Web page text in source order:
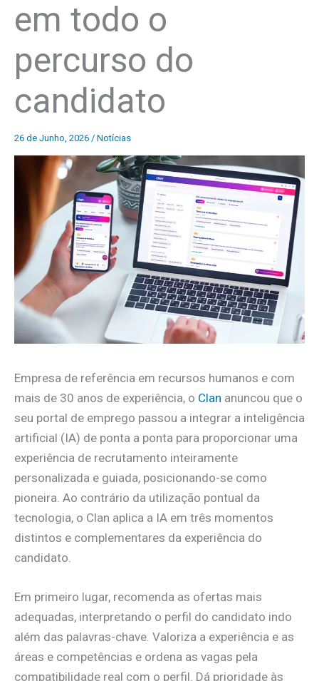
em todo o
percurso do
candidato
26 de Junho, 2026 / Notícias
Empresa de referência em recursos humanos e com
mais de 30 anos de experiência, o Clan anuncou que o
seu portal de emprego passou a integrar a inteligência
artificial (IA) de ponta a ponta para proporcionar uma
experiência de recrutamento inteiramente
personalizada e guiada, posicionando-se como
pioneira. Ao contrário da utilização pontual da
tecnologia, o Clan aplica a IA em três momentos
distintos e complementares da experiência do
candidato.
Em primeiro lugar, recomenda as ofertas mais
adequadas, interpretando o perfil do candidato indo
além das palavras-chave. Valoriza a experiência e as
áreas e competências e ordena as vagas pela
compatibilidade real com o perfil. Dá prioridade às